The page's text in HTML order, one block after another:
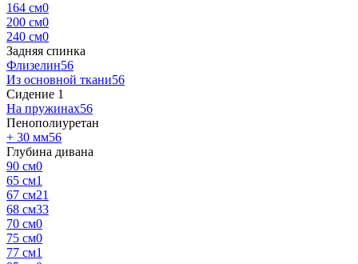
164 см0
200 см0
240 см0
Задняя спинка
Флизелин56
Из основной ткани56
Сидение 1
На пружинах56
Пенополиуретан
+ 30 мм56
Глубина дивана
90 см0
65 см1
67 см21
68 см33
70 см0
75 см0
77 см1